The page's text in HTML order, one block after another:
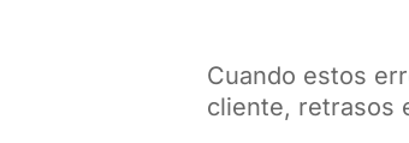
Cuando estos
cliente, retrasos